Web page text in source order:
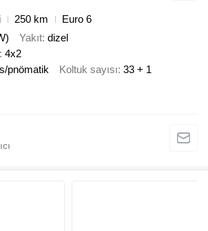
250 km
Euro 6
Yakıt dizel
4x2
pnömatik Koltuk sayısı 33 + 1